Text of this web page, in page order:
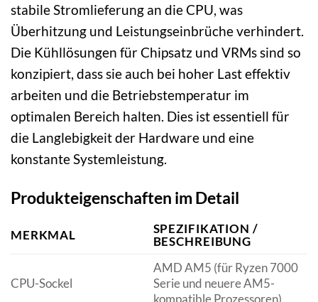
stabile Stromlieferung an die CPU, was
Überhitzung und Leistungseinbrüche verhindert.
Die Kühllösungen für Chipsatz und VRMs sind so
konzipiert, dass sie auch bei hoher Last effektiv
arbeiten und die Betriebstemperatur im
optimalen Bereich halten. Dies ist essentiell für
die Langlebigkeit der Hardware und eine
konstante Systemleistung.
Produkteigenschaften im Detail
MERKMAL
SPEZIFIKATION /
BESCHREIBUNG
CPU-Sockel
AMD AM5 (für Ryzen 7000
Serie und neuere AM5-
kompatible Prozessoren)